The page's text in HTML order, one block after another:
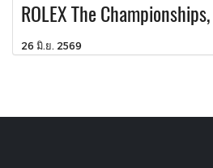
ROLEX The
26 มิ.ย. 2569